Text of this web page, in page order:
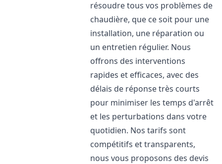
résoudre tous vos problèmes de
chaudière, que ce soit pour une
installation, une réparation ou
un entretien régulier. Nous
offrons des interventions
rapides et efficaces, avec des
délais de réponse très courts
pour minimiser les temps d'arrêt
et les perturbations dans votre
quotidien. Nos tarifs sont
compétitifs et transparents,
nous vous proposons des devis